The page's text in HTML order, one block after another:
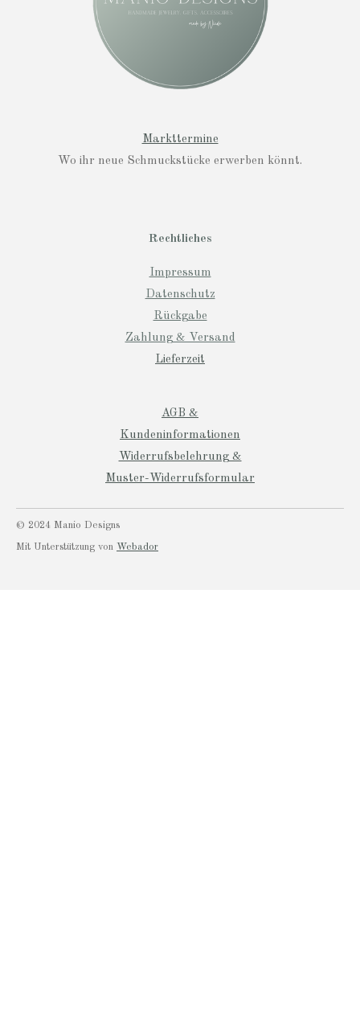
Markttermine
Wo ihr neue Schmuckstücke erwerben könnt.
Rechtliches
Impressum
Datenschutz
Rückgabe
Zahlung & Versand
Lieferzeit
AGB &
Kundeninformationen
Widerrufsbelehrung &
Muster-Widerrufsformular
© 2024 Manio Designs
Mit Unterstützung von Webador